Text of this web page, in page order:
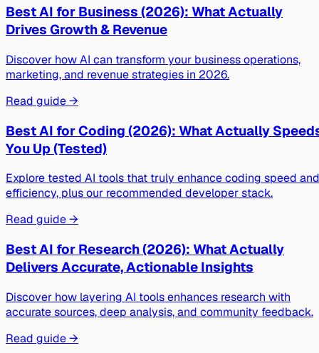
Best AI for Business (2026): What Actually
Drives Growth & Revenue
Discover how AI can transform your business operations,
marketing, and revenue strategies in 2026.
Read guide →
Best AI for Coding (2026): What Actually
You Up (Tested)
Explore tested AI tools that truly enhance coding speed and
efficiency, plus our recommended developer stack.
Read guide →
Best AI for Research (2026): What Actually
Delivers Accurate, Actionable Insights
Discover how layering AI tools enhances research with
accurate sources, deep analysis, and community feedback.
Read guide →